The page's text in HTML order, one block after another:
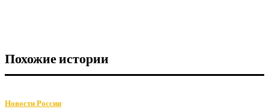
Похожие истории
Новости России